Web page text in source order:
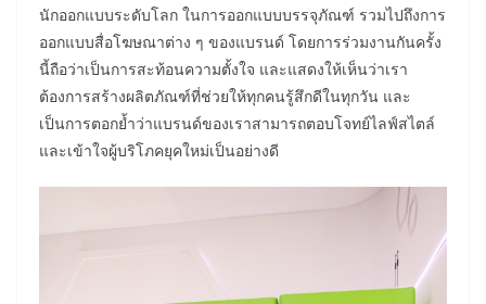
นักออกแบบระดับโลก ในการออกแบบบรรจุภัณฑ์ รวมไปถึงการ
ออกแบบสื่อโฆษณาต่าง ๆ ของแบรนด์ โดยการร่วมงานกันครั้ง
นี้ถือว่าเป็นการสะท้อนความตั้งใจ และแสดงให้เห็นว่าเรา
ต้องการสร้างผลิตภัณฑ์ที่ช่วยให้ทุกคนรู้สึกดีในทุกวัน และ
เป็นการตอกย้ำว่าแบรนด์ของเราสามารถตอบโจทย์ไลฟ์สไตล์
และเข้าใจผู้บริโภคยุคใหม่เป็นอย่างดี